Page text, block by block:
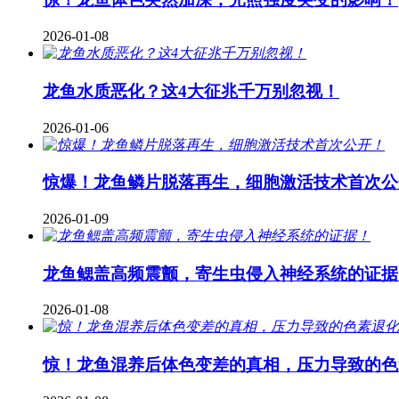
2026-01-08
龙鱼水质恶化？这4大征兆千万别忽视！
2026-01-06
惊爆！龙鱼鳞片脱落再生，细胞激活技术首次公
2026-01-09
龙鱼鳃盖高频震颤，寄生虫侵入神经系统的证据
2026-01-08
惊！龙鱼混养后体色变差的真相，压力导致的色